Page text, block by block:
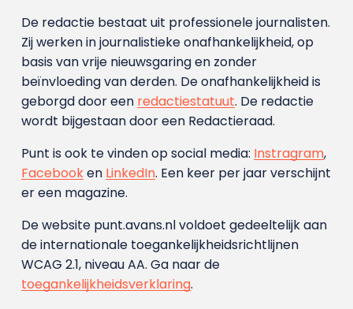
De redactie bestaat uit professionele journalisten.
Zij werken in journalistieke onafhankelijkheid, op
basis van vrije nieuwsgaring en zonder
beïnvloeding van derden. De onafhankelijkheid is
geborgd door een redactiestatuut. De redactie
wordt bijgestaan door een Redactieraad.
Punt is ook te vinden op social media: Instragram,
Facebooken LinkedIn. Een keer per jaar verschijnt
er een magazine.
De website punt.avans.nl voldoet gedeeltelijk aan
de internationale toegankelijkheidsrichtlijnen
WCAG 2.1, niveau AA. Ga naar de
toegankelijkheidsverklaring.